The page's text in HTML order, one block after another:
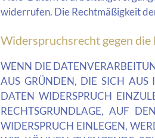
widerrufen. Die Rechtmäßigkeit
Widerspruchsrecht gegen
WENN DIE
AUS GRÜNDEN, DIE SICH AUS
DATEN WIDERSPRUCH
RECHTSGRUNDLAGE, AUF
WIDERSPRUCH EINLEGEN,